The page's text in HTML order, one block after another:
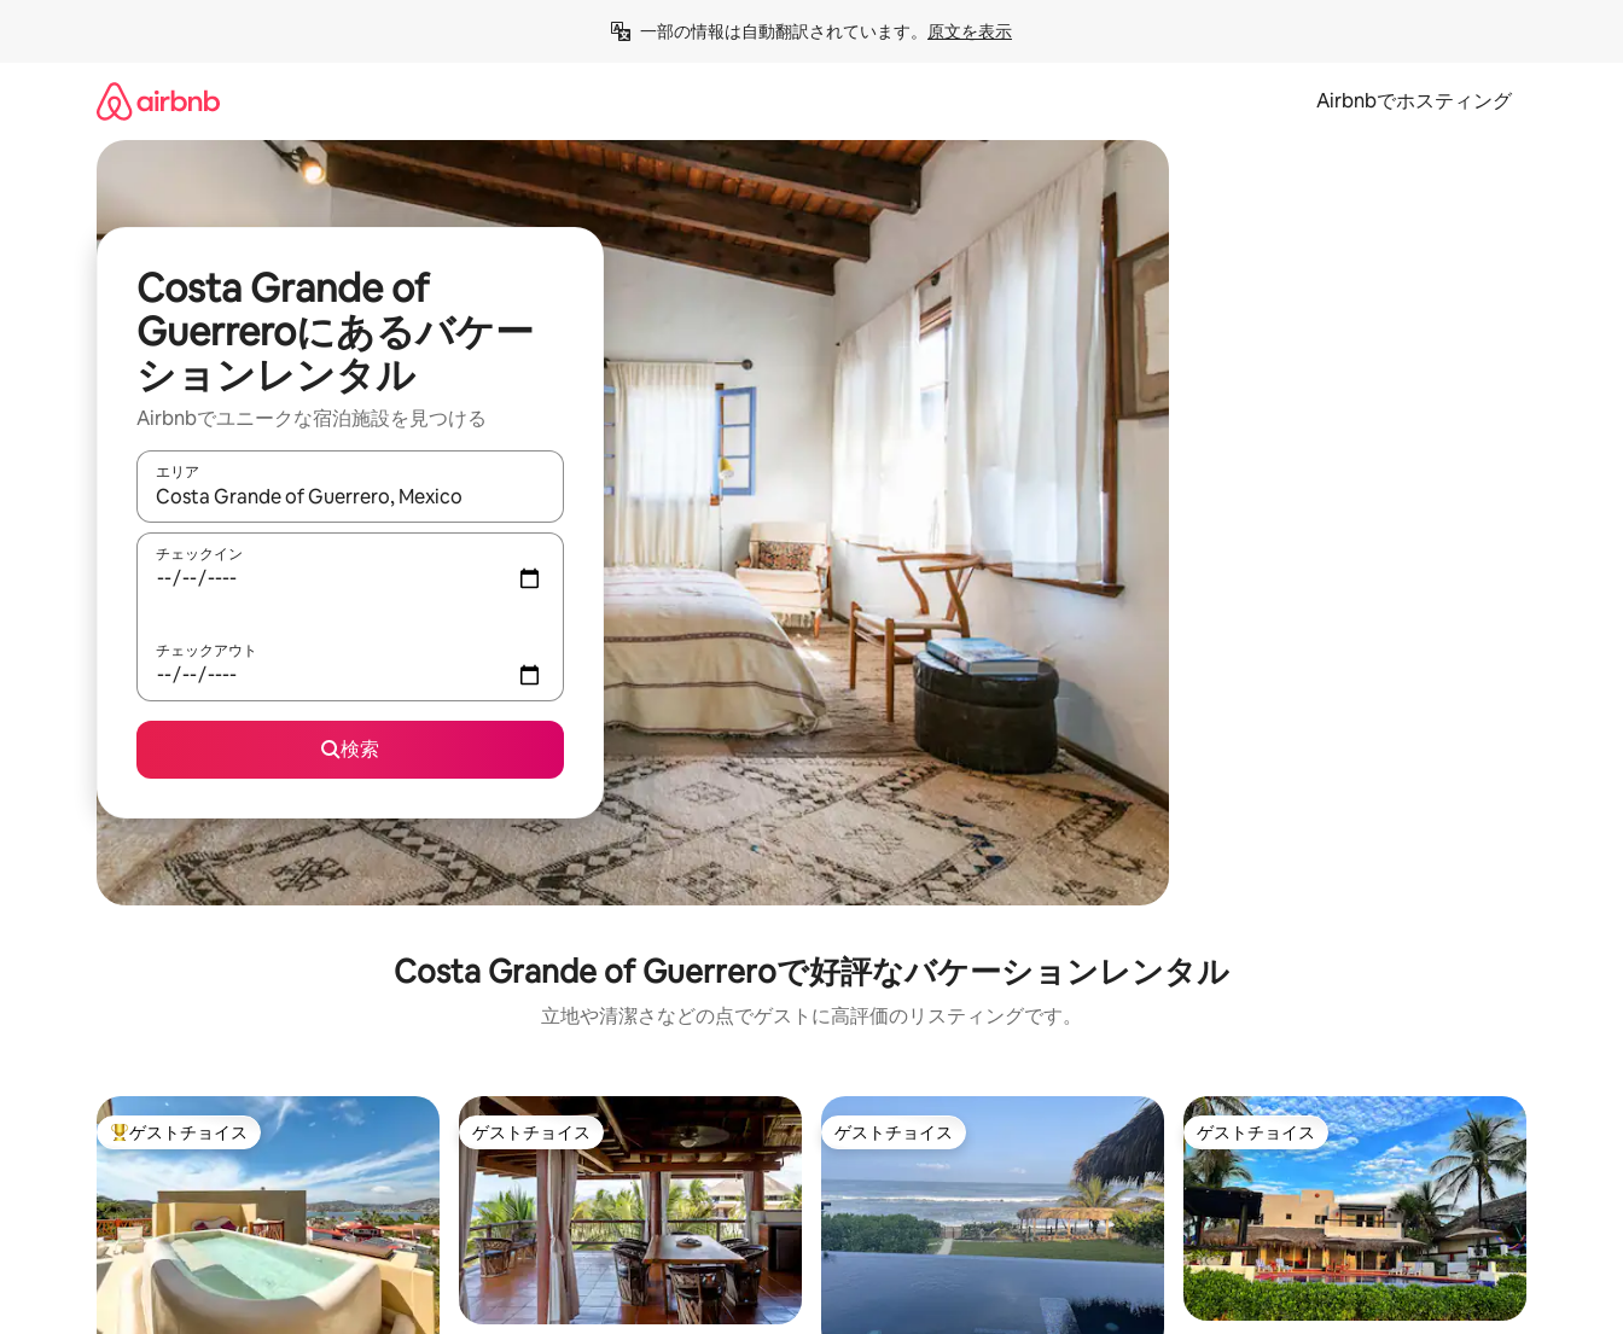
一部の情報は自動翻訳されています。 原文を表示
Airbnbでホスティング
Costa Grande of
Guerreroにあるバケー
ションレンタル
Airbnbでユニークな宿泊施設を見つける
エリア
検索結果が表示されたら、上下の矢印キーを使って移動するか、画面をタッチまたはスワイプして検索結果を確認することができます。
チェックイン
チェックアウト
検索
Costa Grande of Guerreroで好評なバケーションレンタル
立地や清潔さなどの点でゲストに高評価のリスティングです。
大好評のゲストチョイスです。
ゲストチョイス ゲストチョイス
ゲストチョイス ゲストチョイス
ゲストチョイス ゲストチョイス
ゲストチョイス